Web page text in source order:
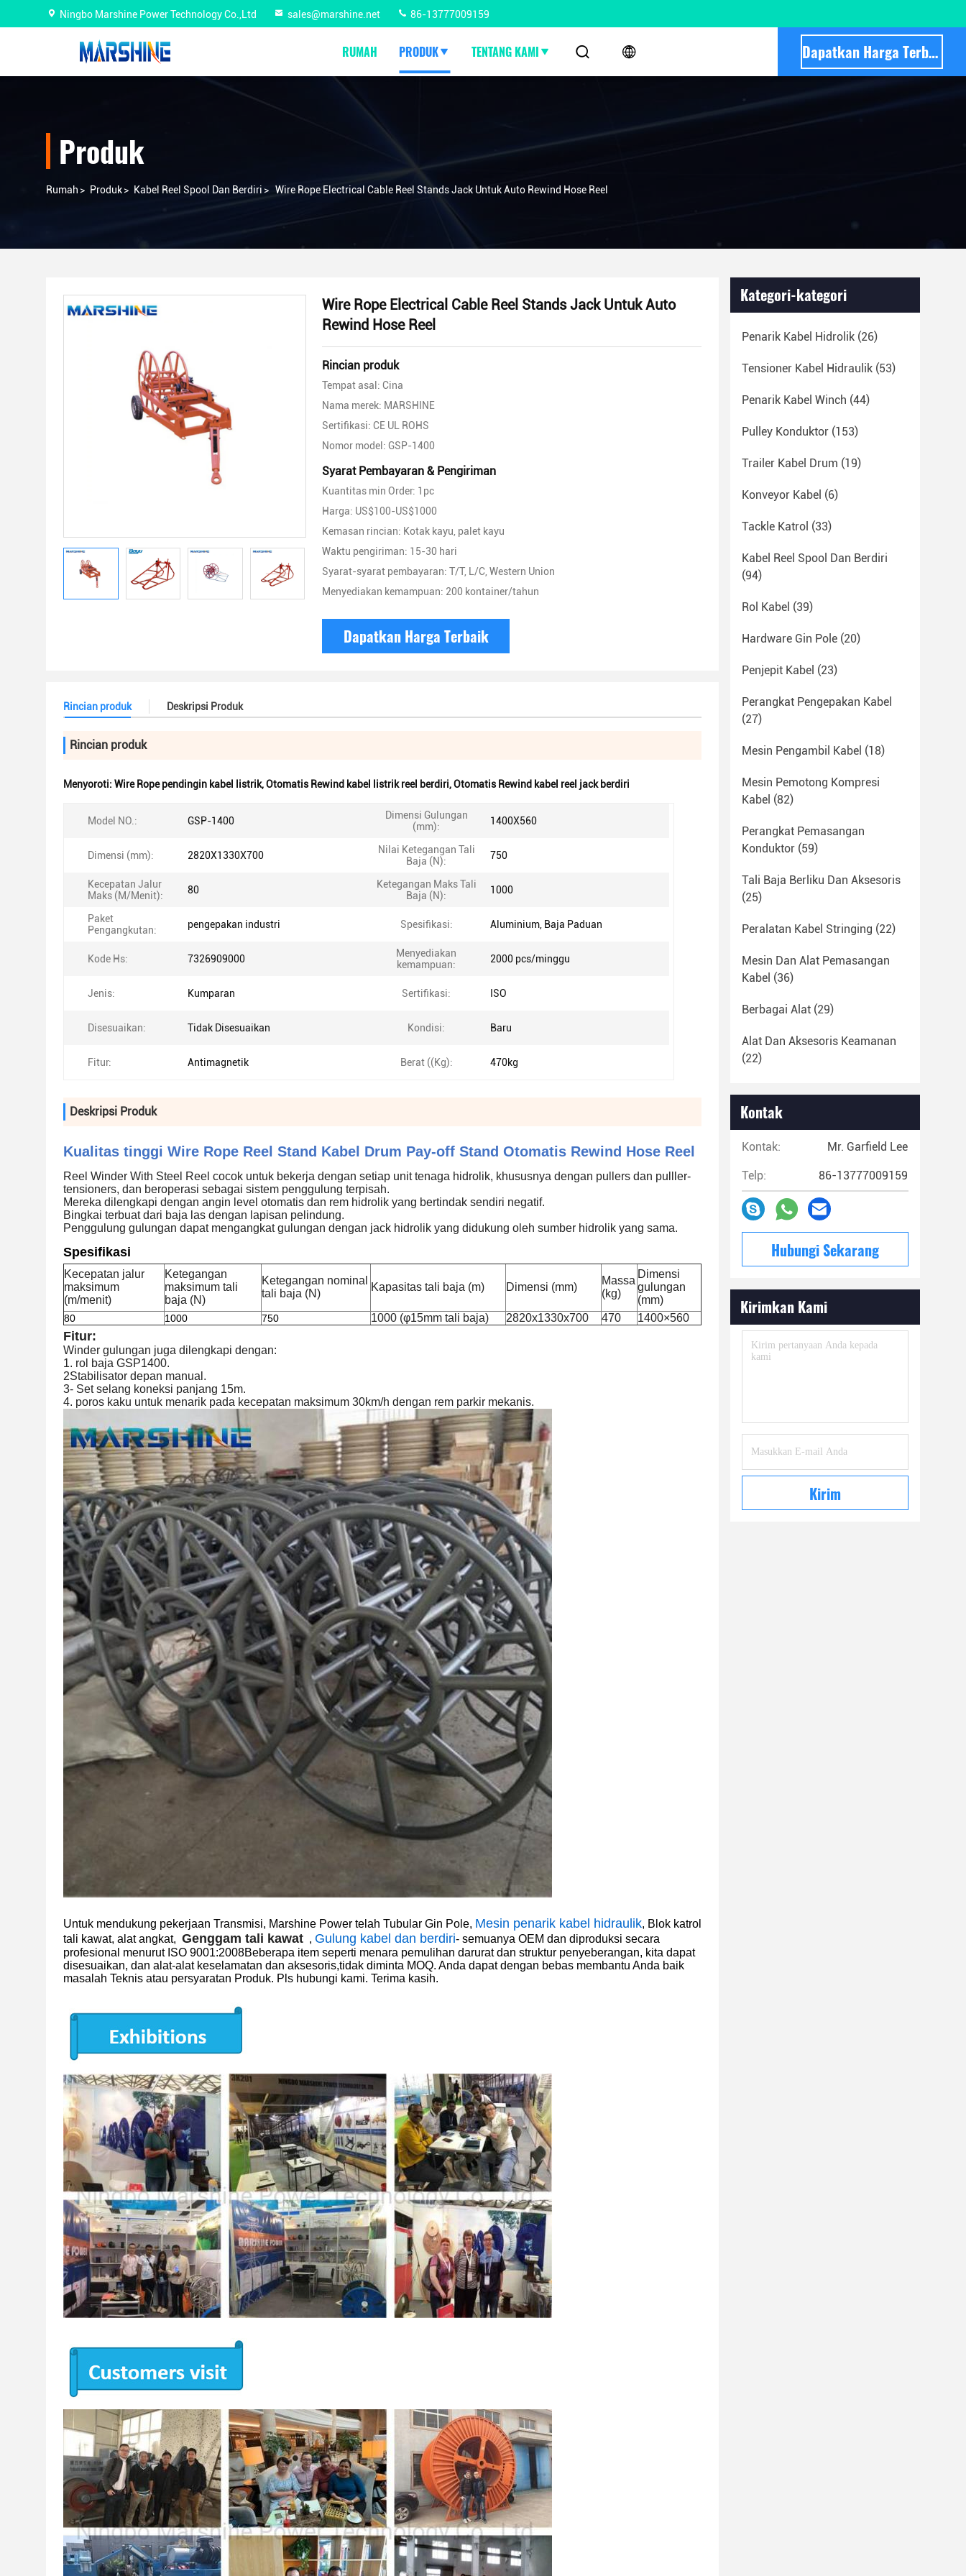
Ningbo Marshine Power Technology Co.,Ltd sales@marshine.net 86-13777009159
RUMAH PRODUK TENTANG KAMI Dapatkan Harga Terbaik
Produk
Rumah > Produk> Kabel Reel Spool Dan Berdiri > Wire Rope Electrical Cable Reel Stands Jack Untuk Auto Rewind Hose Reel
Wire Rope Electrical Cable Reel Stands Jack Untuk Auto
Rewind Hose Reel
Rincian produk
Tempat asal: Cina
Nama merek: MARSHINE
Sertifikasi: CE UL ROHS
Nomor model: GSP-1400
Syarat Pembayaran & Pengiriman
Kuantitas min Order: 1pc
Harga: US$100-US$1000
Kemasan rincian: Kotak kayu, palet kayu
Waktu pengiriman: 15-30 hari
Syarat-syarat pembayaran: T/T, L/C, Western Union
Menyediakan kemampuan: 200 kontainer/tahun
Dapatkan Harga Terbaik
Rincian produk Deskripsi Produk
Rincian produk
Menyoroti: Wire Rope pendingin kabel listrik,Otomatis Rewind kabel listrik reel berdiri,Otomatis Rewind kabel reel jack berdiri
Model NO.: GSP-1400
Dimensi Gulungan
(mm):
1400X560
Dimensi (mm): 2820X1330X700
Nilai Ketegangan Tali
Baja (N):
750
Kecepatan Jalur
Maks (M/Menit):
80
Ketegangan Maks Tali
Baja (N):
1000
Paket
Pengangkutan:
pengepakan industri Spesifikasi: Aluminium, Baja Paduan
Kode Hs: 7326909000
Menyediakan
kemampuan:
2000 pcs/minggu
Jenis: Kumparan Sertifikasi: ISO
Disesuaikan: Tidak Disesuaikan Kondisi: Baru
Fitur: Antimagnetik Berat ((Kg): 470kg
Deskripsi Produk
Kualitas tinggi Wire Rope Reel Stand Kabel Drum Pay-off Stand Otomatis Rewind Hose Reel
Reel Winder With Steel Reel cocok untuk bekerja dengan setiap unit tenaga hidrolik, khususnya dengan pullers dan pulller-
tensioners, dan beroperasi sebagai sistem penggulung terpisah.
Mereka dilengkapi dengan angin level otomatis dan rem hidrolik yang bertindak sendiri negatif.
Bingkai terbuat dari baja las dengan lapisan pelindung.
Penggulung gulungan dapat mengangkat gulungan dengan jack hidrolik yang didukung oleh sumber hidrolik yang sama.
Spesifikasi
Kecepatan jalur
maksimum
(m/menit)
Ketegangan
maksimum tali
baja (N)
Ketegangan nominal
tali baja (N)
Kapasitas tali baja (m) Dimensi (mm)
Massa
(kg)
Dimensi
gulungan
(mm)
80 1000 750 1000 (φ15mm tali baja) 2820x1330x700 470 1400×560
Fitur:
Winder gulungan juga dilengkapi dengan:
1. rol baja GSP1400.
2Stabilisator depan manual.
3- Set selang koneksi panjang 15m.
4. poros kaku untuk menarik pada kecepatan maksimum 30km/h dengan rem parkir mekanis.
Untuk mendukung pekerjaan Transmisi, Marshine Power telah Tubular Gin Pole, Mesin penarik kabel hidraulik, Blok katrol
tali kawat, alat angkat, Genggam tali kawat , Gulung kabel dan berdiri- semuanya OEM dan diproduksi secara
profesional menurut ISO 9001:2008Beberapa item seperti menara pemulihan darurat dan struktur penyeberangan, kita dapat
disesuaikan, dan alat-alat keselamatan dan aksesoris,tidak diminta MOQ. Anda dapat dengan bebas membantu Anda baik
masalah Teknis atau persyaratan Produk. Pls hubungi kami. Terima kasih.
Kategori-kategori
Penarik Kabel Hidrolik (26)
Tensioner Kabel Hidraulik (53)
Penarik Kabel Winch (44)
Pulley Konduktor (153)
Trailer Kabel Drum (19)
Konveyor Kabel (6)
Tackle Katrol (33)
Kabel Reel Spool Dan Berdiri
(94)
Rol Kabel (39)
Hardware Gin Pole (20)
Penjepit Kabel (23)
Perangkat Pengepakan Kabel
(27)
Mesin Pengambil Kabel (18)
Mesin Pemotong Kompresi
Kabel (82)
Perangkat Pemasangan
Konduktor (59)
Tali Baja Berliku Dan Aksesoris
(25)
Peralatan Kabel Stringing (22)
Mesin Dan Alat Pemasangan
Kabel (36)
Berbagai Alat (29)
Alat Dan Aksesoris Keamanan
(22)
Kontak
Kontak: Mr. Garfield Lee
Telp: 86-13777009159
Hubungi Sekarang
Kirimkan Kami
Kirim